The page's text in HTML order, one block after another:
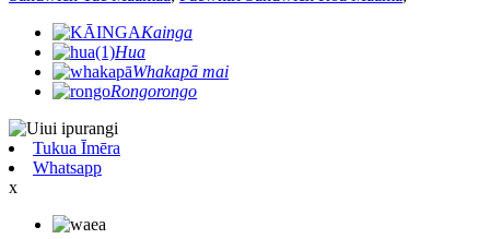
Kainga
Hua
Whakapā mai
Rongorongo
Tukua Īmēra
Whatsapp
x